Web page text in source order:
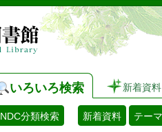
いろいろ検索 新着資料
NDC分類検索 新着資料 テー